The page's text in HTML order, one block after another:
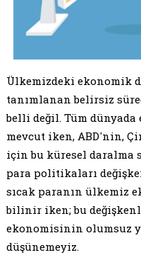
Ülkemizdeki ekonomik
tanımlanan belirsiz
belli değil. Tüm
mevcut iken, ABD'nin,
için bu küresel daralma
para politikaları
sıcak paranın ülkemiz
bilinir iken; bu
ekonomisinin olumsuz
düşünemeyiz.